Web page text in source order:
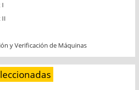
I
II
y Verificación de Máquinas